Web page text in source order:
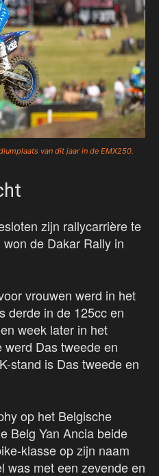
van dit jaar in de EMX250.
zijn rallycarrière te
de Dakar Rally in
vrouwen werd in het
derde in de 125cc en
week later in het
werd Das tweede en
stand is Das tweede en
op het Belgische
Belg Yan Ancia beide
klasse op zijn naam
was met een zevende en